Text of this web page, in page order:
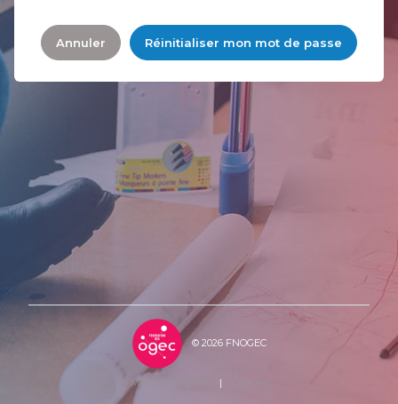
Annuler Réinitialiser mon mot de passe
© 2026 FNOGEC
Mentions légales |